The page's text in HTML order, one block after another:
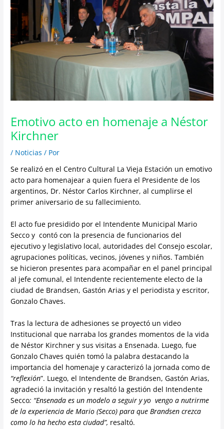
Emotivo acto en homenaje a Néstor
Kirchner
/ Noticias / Por
Se realizó en el Centro Cultural La Vieja Estación un emotivo
acto para homenajear a quien fuera el Presidente de los
argentinos, Dr. Néstor Carlos Kirchner, al cumplirse el
primer aniversario de su fallecimiento.
El acto fue presidido por el Intendente Municipal Mario
Secco y contó con la presencia de funcionarios del
ejecutivo y legislativo local, autoridades del Consejo escolar,
agrupaciones políticas, vecinos, jóvenes y niños. También
se hicieron presentes para acompañar en el panel principal
al jefe comunal, el Intendente recientemente electo de la
ciudad de Brandsen, Gastón Arias y el periodista y escritor,
Gonzalo Chaves.
Tras la lectura de adhesiones se proyectó un video
Institucional que narraba los grandes momentos de la vida
de Néstor Kirchner y sus visitas a Ensenada. Luego, fue
Gonzalo Chaves quién tomó la palabra destacando la
importancia del homenaje y caracterizó la jornada como de
“reflexión”. Luego, el Intendente de Brandsen, Gastón Arias,
agradeció la invitación y resaltó la gestión del Intendente
Secco: “Ensenada es un modelo a seguir y yo vengo a nutrirme
de la experiencia de Mario (Secco) para que Brandsen crezca
como lo ha hecho esta ciudad”, resaltó.